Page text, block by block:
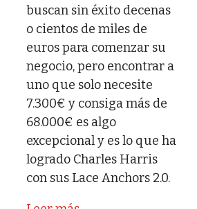
buscan sin éxito decenas
o cientos de miles de
euros para comenzar su
negocio, pero encontrar a
uno que solo necesite
7.300€ y consiga más de
68.000€ es algo
excepcional y es lo que ha
logrado Charles Harris
con sus Lace Anchors 2.0.